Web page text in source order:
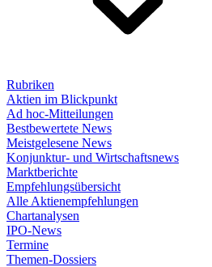
Rubriken
Aktien im Blickpunkt
Ad hoc-Mitteilungen
Bestbewertete News
Meistgelesene News
Konjunktur- und Wirtschaftsnews
Marktberichte
Empfehlungsübersicht
Alle Aktienempfehlungen
Chartanalysen
IPO-News
Termine
Themen-Dossiers